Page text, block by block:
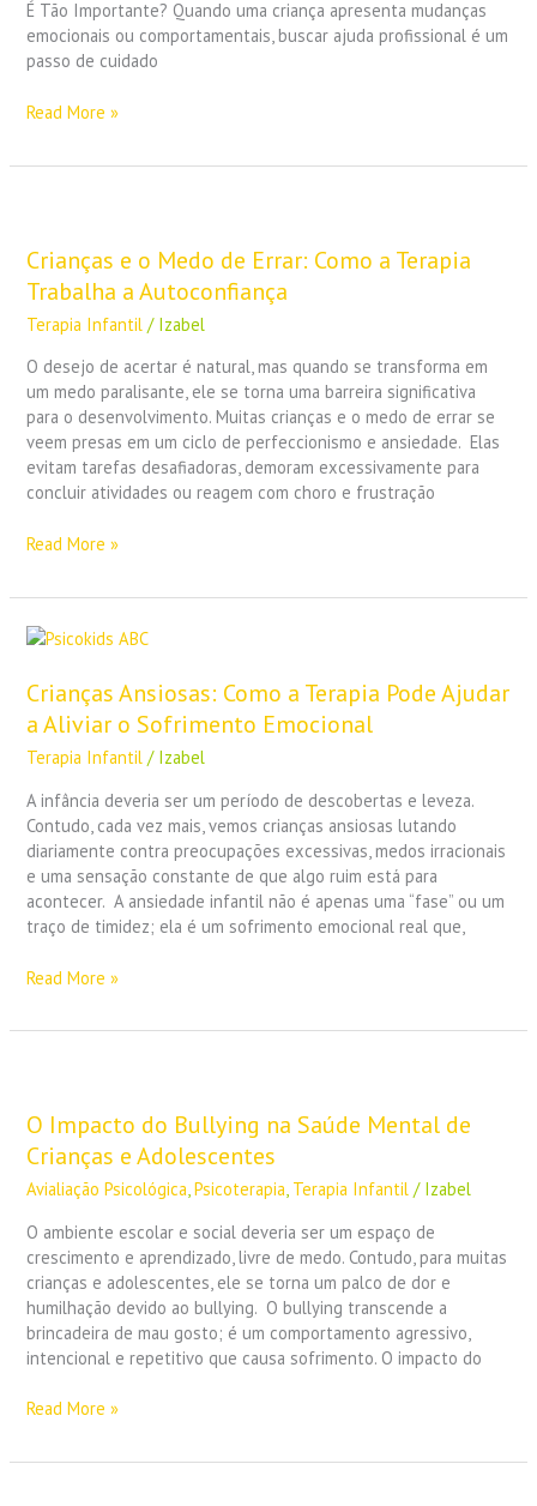
É Tão Importante? Quando uma criança apresenta mudanças
emocionais ou comportamentais, buscar ajuda profissional é um
passo de cuidado
Read More »
Crianças e o Medo de Errar: Como a Terapia
Trabalha a Autoconfiança
Terapia Infantil / Izabel
O desejo de acertar é natural, mas quando se transforma em
um medo paralisante, ele se torna uma barreira significativa
para o desenvolvimento. Muitas crianças e o medo de errar se
veem presas em um ciclo de perfeccionismo e ansiedade. Elas
evitam tarefas desafiadoras, demoram excessivamente para
concluir atividades ou reagem com choro e frustração
o
Medo
de
Errar:
Como
a
Terapia
Trabalha
a
Autoconfiança
Read More »
Crianças Ansiosas: Como a Terapia Pode Ajudar
a Aliviar o Sofrimento Emocional
Terapia Infantil / Izabel
A infância deveria ser um período de descobertas e leveza.
Contudo, cada vez mais, vemos crianças ansiosas lutando
diariamente contra preocupações excessivas, medos irracionais
e uma sensação constante de que algo ruim está para
acontecer. A ansiedade infantil não é apenas uma “fase” ou um
traço de timidez; ela é um sofrimento emocional real que,
Crianças
Como
Terapia
Pode
a
Aliviar
o
Sofrimento
Emocional
Read More »
O Impacto do Bullying na Saúde Mental de
Crianças e Adolescentes
Avialiação Psicológica,Psicoterapia, Terapia Infantil / Izabel
O ambiente escolar e social deveria ser um espaço de
crescimento e aprendizado, livre de medo. Contudo, para muitas
crianças e adolescentes, ele se torna um palco de dor e
humilhação devido ao bullying. O bullying transcende a
brincadeira de mau gosto; é um comportamento agressivo,
intencional e repetitivo que causa sofrimento. O impacto do
do
Bullying
na
Saúde
Mental
de
Crianças
e
Adolescentes
Read More »